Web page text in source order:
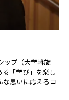
ップ（大学斡旋
「学び」を楽し
な思いに応えるコ